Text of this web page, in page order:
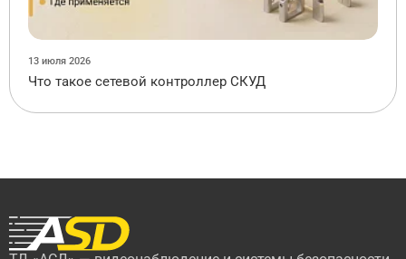
13 июля 2026
Что такое сетевой контроллер СКУД